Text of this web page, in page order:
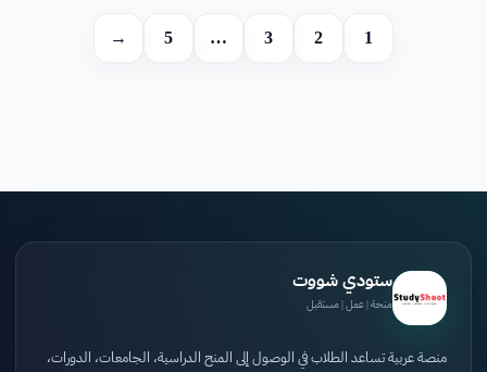
1
2
3
…
5
→
ستودي شووت
منحة | عمل | مستقبل
منصة عربية تساعد الطلاب في الوصول إلى المنح الدراسية، الجامعات، الدورات،